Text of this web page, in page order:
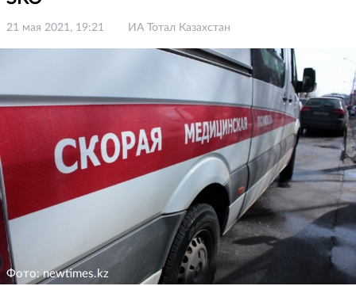
21 мая 2021, 19:21 ИА Тотал Казахстан
Фото: newtimes.kz